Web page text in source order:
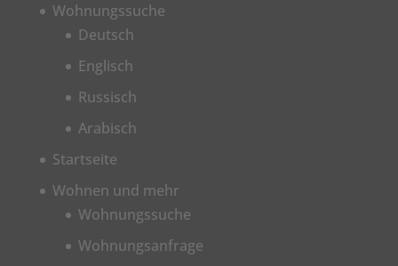
Wohnungssuche
Deutsch
Englisch
Russisch
Arabisch
Startseite
Wohnen und mehr
Wohnungssuche
Wohnungsanfrage